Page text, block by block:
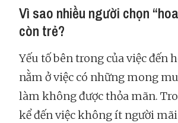
Vì sao nhiều người chọn
còn trẻ?
Yếu tố bên trong của việc đến
nằm ở việc có những mong
làm không được thỏa mãn.
kể đến việc không ít người